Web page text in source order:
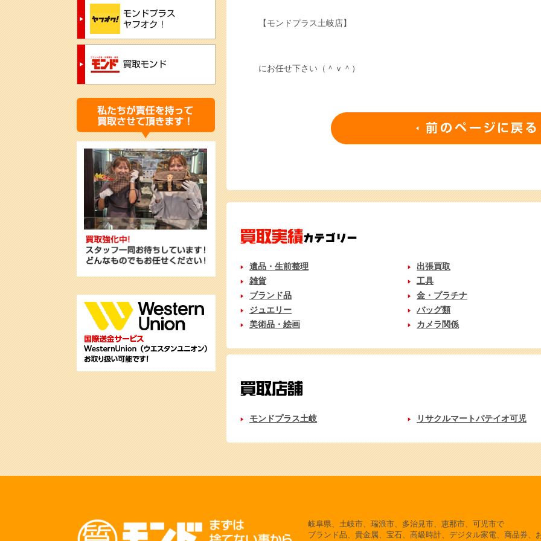
【モンドプラス土岐店】
にお任せ下さい（＾ｖ＾）
遺品・生前整理
出張買取
雑貨
工具
ブランド品
金・プラチナ
ジュエリー
バッグ類
美術品・絵画
カメラ関係
モンドプラス土岐 リサクルマートパテイオ可児
岐阜県、土岐市、瑞浪市、多治見市、恵那市、可児市で
ブランド品、貴金属、宝石、高級時計、デジタル家電、商品券、